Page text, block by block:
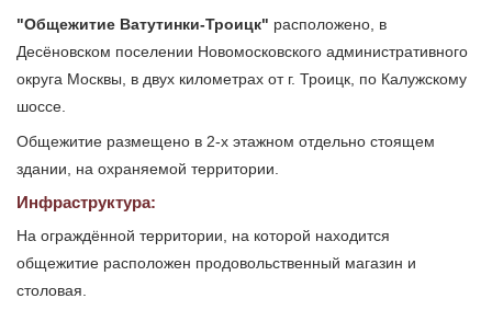
"Общежитие Ватутинки-Троицк" расположено, в
Десёновском поселении Новомосковского административного
округа Москвы, в двух километрах от г. Троицк, по Калужскому
шоссе.
Общежитие размещено в 2-х этажном отдельно стоящем
здании, на охраняемой территории.
Инфраструктура:
На ограждённой территории, на которой находится
общежитие расположен продовольственный магазин и
столовая.